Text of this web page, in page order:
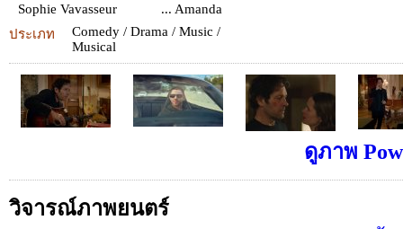
Sophie Vavasseur
... Amanda
ประเภท
Comedy / Drama / Music /
Musical
ดูภาพ
วิจารณ์ภาพยนตร์